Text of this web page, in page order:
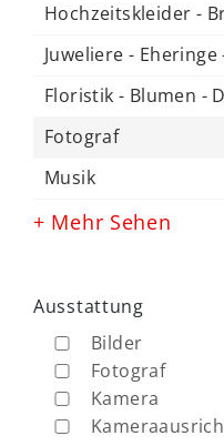
Hochzeitskleider -
Juweliere - Eheringe
Floristik - Blumen -
Fotograf
Musik
+ Mehr Sehen
Ausstattung
Bilder
Fotograf
Kamera